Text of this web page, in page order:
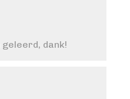
dank!